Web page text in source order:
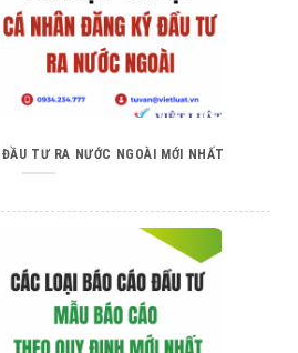
TƯ RA NƯỚC NGOÀI MỚI NHẤT